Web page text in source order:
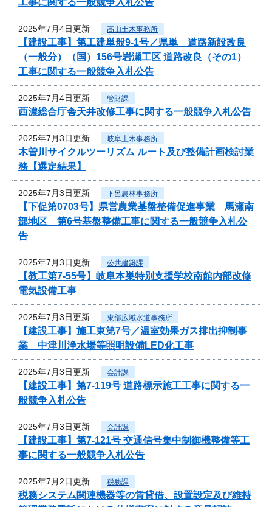
2025年7月4日更新 高山土木事務所
【建設工事】第工建単般9-1号／県単 道路新設改良
（一般分）（国）156号岩瀬工区 道路改良（その1）
工事に関する一般競争入札公告
2025年7月4日更新 管財課
西濃総合庁舎天井改修工事に関する一般競争入札公告
2025年7月3日更新 岐阜土木事務所
木曽川サイクルツーリズム ルート及び整備計画検討業
務【選定結果】
2025年7月3日更新 下呂農林事務所
【下促第0703号】県営農業基盤整備促進事業 馬瀬南
部地区 第6号基盤整備工事に関する一般競争入札公
告
2025年7月3日更新 公共建築課
【教工第7-55号】岐阜本巣特別支援学校南館内部改修
電気設備工事
2025年7月3日更新 東部広域水道事務所
【建設工事】施工東第7号／温室効果ガス排出抑制事
業 中津川浄水場等照明設備LED化工事
2025年7月3日更新 会計課
【建設工事】第7-119号 道路標示施工工事に関する一
般競争入札公告
2025年7月3日更新 会計課
【建設工事】第7-121号 交通信号集中制御機整備等工
事に関する一般競争入札公告
2025年7月2日更新 税務課
税務システム関連機器等の賃貸借、設置設定及び維持